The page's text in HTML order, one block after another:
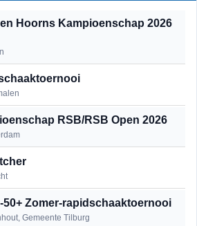
Hoorns Kampioenschap 2026
RSB/RSB Open 2026
50+ Zomer-rapidschaaktoernooi
Gemeente Tilburg